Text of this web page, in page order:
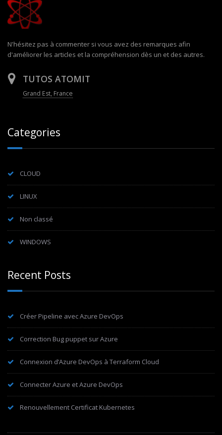
N'hésitez pas à commenter si vous avez des remarques afin
d'améliorer les articles et la compréhension dès un et des autres.
TUTOS ATOMIT
Grand Est, France
Categories
CLOUD
LINUX
Non classé
WINDOWS
Recent Posts
Créer Pipeline avec Azure DevOps
Correction Bug puppet sur Azure
Connexion d’Azure DevOps à Terraform Cloud
Connecter Azure et Azure DevOps
Renouvellement Certificat Kubernetes